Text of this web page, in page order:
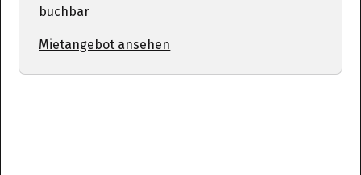
buchbar
Mietangebot ansehen